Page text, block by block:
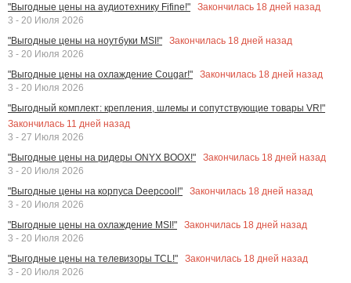
"Выгодные цены на аудиотехнику Fifine!"
Закончилась 18 дней назад
3 - 20 Июля 2026
"Выгодные цены на ноутбуки MSI!"
Закончилась 18 дней назад
3 - 20 Июля 2026
"Выгодные цены на охлаждение Cougar!"
Закончилась 18 дней назад
3 - 20 Июля 2026
"Выгодный комплект: крепления, шлемы и сопутствующие товары VR!"
Закончилась 11 дней назад
3 - 27 Июля 2026
"Выгодные цены на ридеры ONYX BOOX!"
Закончилась 18 дней назад
3 - 20 Июля 2026
"Выгодные цены на корпуса Deepcool!"
Закончилась 18 дней назад
3 - 20 Июля 2026
"Выгодные цены на охлаждение MSI!"
Закончилась 18 дней назад
3 - 20 Июля 2026
"Выгодные цены на телевизоры TCL!"
Закончилась 18 дней назад
3 - 20 Июля 2026